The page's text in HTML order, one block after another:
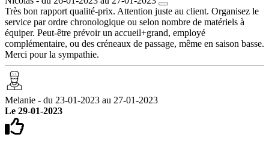
Très bon rapport qualité-prix. Attention juste au client. Organisez le
service par ordre chronologique ou selon nombre de matériels à
équiper. Peut-être prévoir un accueil+grand, employé
complémentaire, ou des créneaux de passage, même en saison basse.
Merci pour la sympathie.
Melanie - du 23-01-2023 au 27-01-2023
Le 29-01-2023